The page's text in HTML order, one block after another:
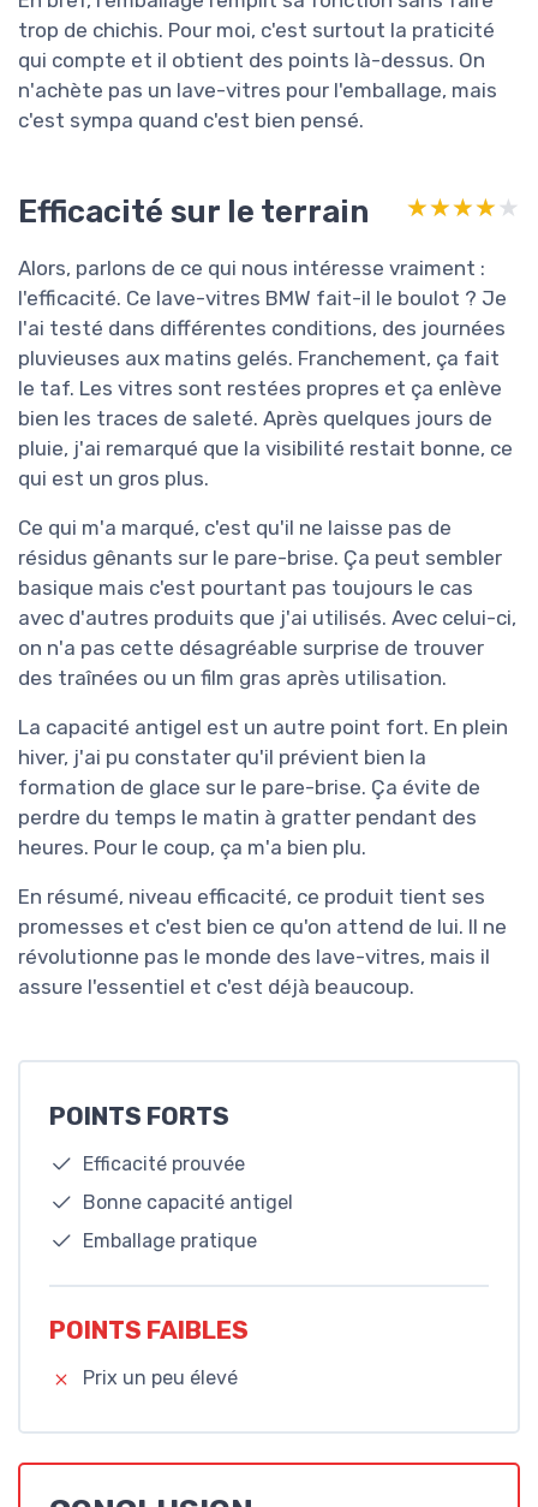
trop de chichis. Pour moi, c'est surtout la praticité
qui compte et il obtient des points là-dessus. On
n'achète pas un lave-vitres pour l'emballage, mais
c'est sympa quand c'est bien pensé.
Efficacité sur le terrain ★★★★★
★★★★★
Alors, parlons de ce qui nous intéresse vraiment :
l'efficacité. Ce lave-vitres BMW fait-il le boulot ? Je
l'ai testé dans différentes conditions, des journées
pluvieuses aux matins gelés. Franchement, ça fait
le taf. Les vitres sont restées propres et ça enlève
bien les traces de saleté. Après quelques jours de
pluie, j'ai remarqué que la visibilité restait bonne, ce
qui est un gros plus.
Ce qui m'a marqué, c'est qu'il ne laisse pas de
résidus gênants sur le pare-brise. Ça peut sembler
basique mais c'est pourtant pas toujours le cas
avec d'autres produits que j'ai utilisés. Avec celui-ci,
on n'a pas cette désagréable surprise de trouver
des traînées ou un film gras après utilisation.
La capacité antigel est un autre point fort. En plein
hiver, j'ai pu constater qu'il prévient bien la
formation de glace sur le pare-brise. Ça évite de
perdre du temps le matin à gratter pendant des
heures. Pour le coup, ça m'a bien plu.
En résumé, niveau efficacité, ce produit tient ses
promesses et c'est bien ce qu'on attend de lui. Il ne
révolutionne pas le monde des lave-vitres, mais il
assure l'essentiel et c'est déjà beaucoup.
POINTS FORTS
Efficacité prouvée
Bonne capacité antigel
Emballage pratique
POINTS FAIBLES
Prix un peu élevé